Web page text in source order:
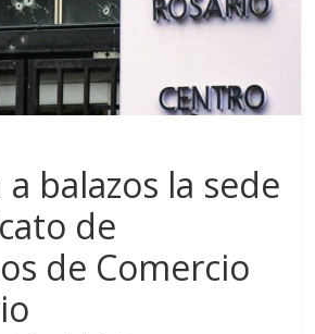
balazos la sede
de
de Comercio